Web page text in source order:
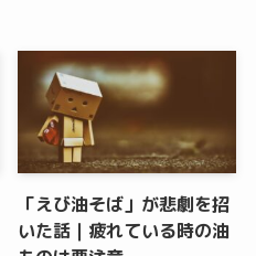
「えび油そば」が悲劇を招
いた話｜疲れている時の油